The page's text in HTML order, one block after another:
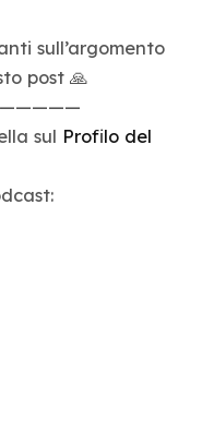
sull’argomento
post 🙏
sul Profilo del